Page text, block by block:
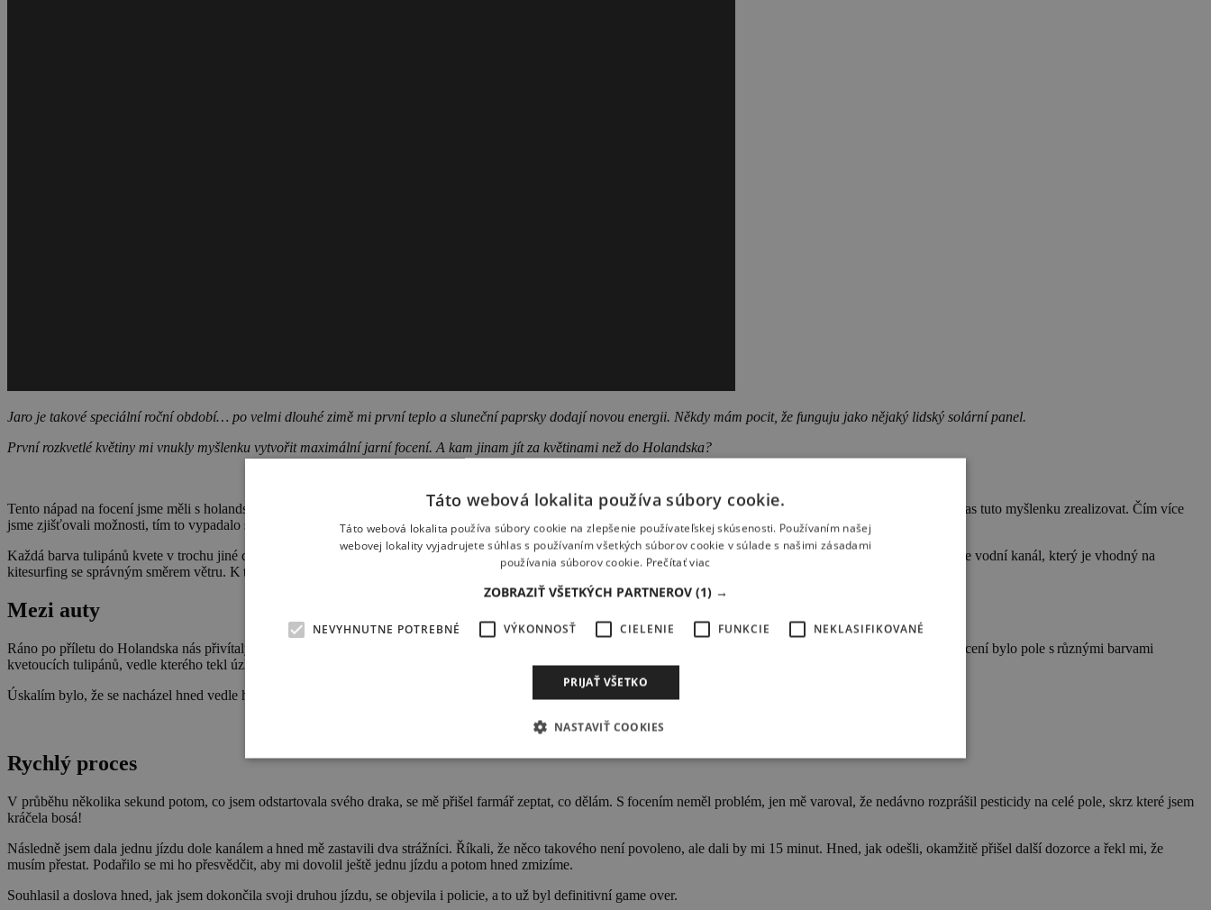
Jaro je takové speciální roční období… po velmi dlouhé zimě mi první teplo a sluneční paprsky dodají novou energii. Někdy mám pocit, že funguju jako nějaký lidský solární panel.
První rozkvetlé květiny mi vnukly myšlenku vytvořit maximální jarní focení. A kam jinam jít za květinami než do Holandska?
Tento nápad na focení jsme měli s holandským filmařem Andy Troyem už před rokem, v době, kdy jsme točili v Egyptě a tulipány právě odkvetly. O rok později nastal čas tuto myšlenku zrealizovat. Čím více
jsme zjišťovali možnosti, tím to vypadalo složitěji.
Každá barva tulipánů kvete v trochu jiné době, takže farmáři nemusí sbírat vše najednou. Není proto lehké najít pole, na kterém je vše v plném květu, a ještě vedle něho je vodní kanál, který je vhodný na
kitesurfing se správným směrem větru. K tomu si přidejte slunečné počasí a máte celkem produkčně náročné zadání.
Mezi auty
Ráno po příletu do Holandska nás přivítaly mraky, takže nastala nervozita, zda focení vůbec bude. Naštěstí netrvalo dlouho, mraky se roztrhaly a vyšlo slunce. Místem focení bylo pole s různými barvami
kvetoucích tulipánů, vedle kterého tekl úzký vodní kanál s perfektním směrem větru na kite.
Úskalím bylo, že se nacházel hned vedle hlavní cesty, takže jsme museli čekat na momenty, kdy nepojede žádné auto, a tehdy to odpálit.
Rychlý proces
V průběhu několika sekund potom, co jsem odstartovala svého draka, se mě přišel farmář zeptat, co dělám. S focením neměl problém, jen mě varoval, že nedávno rozprášil pesticidy na celé pole, skrz které jsem
kráčela bosá!
Následně jsem dala jednu jízdu dole kanálem a hned mě zastavili dva strážníci. Říkali, že něco takového není povoleno, ale dali by mi 15 minut. Hned, jak odešli, okamžitě přišel další dozorce a řekl mi, že
musím přestat. Podařilo se mi ho přesvědčit, aby mi dovolil ještě jednu jízdu a potom hned zmizíme.
Souhlasil a doslova hned, jak jsem dokončila svoji druhou jízdu, se objevila i policie, a to už byl definitivní game over.
Táto webová lokalita používa súbory cookie.
Táto webová lokalita používa súbory cookie na zlepšenie používateľskej skúsenosti. Používaním našej
webovej lokality vyjadrujete súhlas s používaním všetkých súborov cookie v súlade s našimi zásadami
používania súborov cookie. Prečítať viac
ZOBRAZIŤ VŠETKÝCH PARTNEROV (1) →
NEVYHNUTNE POTREBNÉ VÝKONNOSŤ CIELENIE FUNKCIE NEKLASIFIKOVANÉ
PRIJAŤ VŠETKO
NASTAVIŤ COOKIES